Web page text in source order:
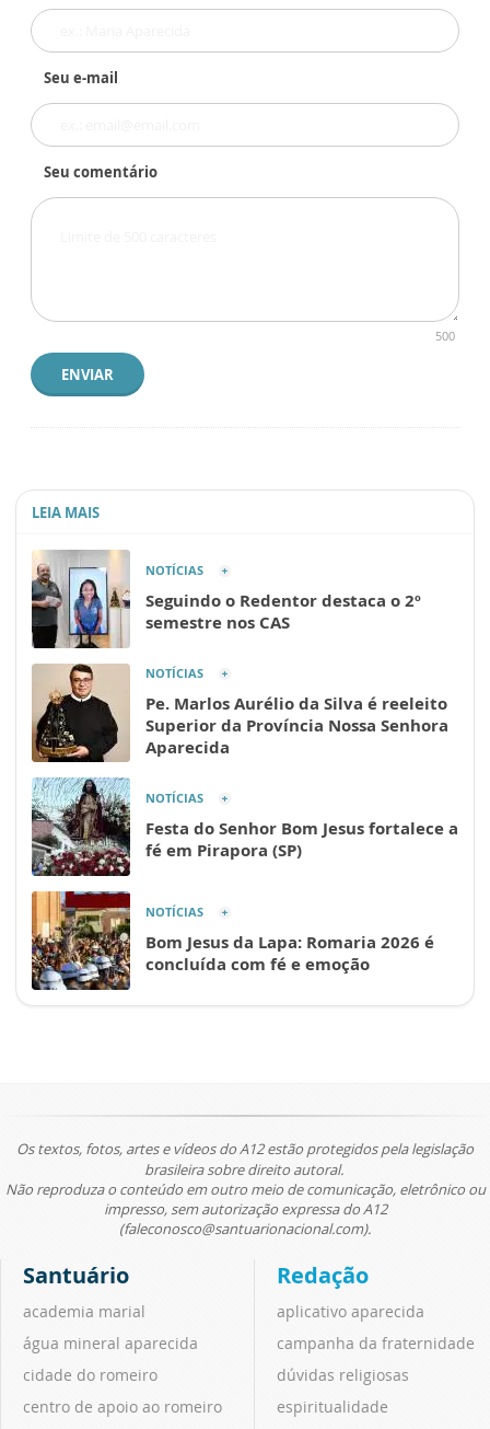
Seu e-mail
Seu comentário
500
ENVIAR
LEIA MAIS
NOTÍCIAS
Seguindo o Redentor destaca o 2º
semestre nos CAS
NOTÍCIAS
Pe. Marlos Aurélio da Silva é reeleito
Superior da Província Nossa Senhora
Aparecida
NOTÍCIAS
Festa do Senhor Bom Jesus fortalece a
fé em Pirapora (SP)
NOTÍCIAS
Bom Jesus da Lapa: Romaria 2026 é
concluída com fé e emoção
Os textos, fotos, artes e vídeos do A12 estão protegidos pela legislação
brasileira sobre direito autoral.
Não reproduza o conteúdo em outro meio de comunicação, eletrônico ou
impresso, sem autorização expressa do A12
(faleconosco@santuarionacional.com).
Santuário
academia marial
água mineral aparecida
cidade do romeiro
centro de apoio ao romeiro
Redação
aplicativo aparecida
campanha da fraternidade
dúvidas religiosas
espiritualidade